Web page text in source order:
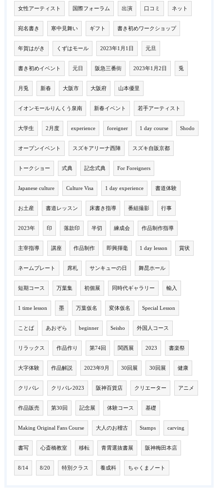
女性アーティスト 国際フォーラム 出演 口コミ ネット
宛名書き 寒中見舞い ギフト 書き初めワークショップ
年賀はがき くずはモール 2023年1月1日 元旦
書き初めイベント 元日 阪急三番街 2023年1月2日 兎
月兎 新春 大阪市 大阪府 山本優里
イオンモールりんくう泉南 新春イベント 若手アーティスト
大学生 2月度 experience foreigner 1 day course Shodo
オープンイベント スズキアリーナ西陣 スズキ自販京都
トークショー 式典 記念式典 For Foreigners
Japanese culture Culture Visa 1 day experience 書道体験
お土産 書道レッスン 床書き指導 番組撮影 行事
2023年 印 落款印 半切 練成会 作品制作指導
主宰指導 講座 作品制作 即興揮毫 1 day lesson 賞状
ネームプレート 席札 サンキューの日 舞昆ホール
短期コース 万葉集 初個展 同時代ギャラリー 輸入
1 time lesson 墨 万葉仮名 変体仮名 Special Lesson
ことば あおぞら beginner Seisho 外国人コース
リラックス 作品作り 第74回 関西展 2023 書楽祭
大字体験 作品解説 2023年9月 30回展 30回展 健康
クリパレ クリパレ2023 阪神百貨店 クリエーター アニメ
作品販売 第30回 記念展 体験コース 基礎
Making Original Fans Course 大人のお稽古 Stamps carving
書写 心斎橋教室 移転 青霄選抜書展 阪神梅田本店
8/14 8/20 特別クラス 養成科 ちゃくまノート